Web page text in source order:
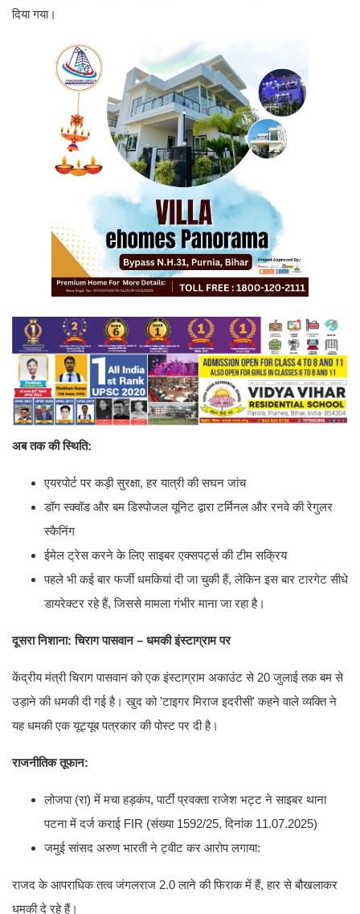
दिया गया।
अब तक की स्थिति:
एयरपोर्ट पर कड़ी सुरक्षा, हर यात्री की सघन जांच
डॉग स्क्वॉड और बम डिस्पोजल यूनिट द्वारा टर्मिनल और रनवे की रेगुलर
स्कैनिंग
ईमेल ट्रेस करने के लिए साइबर एक्सपर्ट्स की टीम सक्रिय
पहले भी कई बार फर्जी धमकियां दी जा चुकी हैं, लेकिन इस बार टारगेट सीधे
डायरेक्टर रहे हैं, जिससे मामला गंभीर माना जा रहा है।
दूसरा निशाना: चिराग पासवान – धमकी इंस्टाग्राम पर
केंद्रीय मंत्री चिराग पासवान को एक इंस्टाग्राम अकाउंट से 20 जुलाई तक बम से
उड़ाने की धमकी दी गई है। खुद को 'टाइगर मिराज इदरीसी' कहने वाले व्यक्ति ने
यह धमकी एक यूट्यूब पत्रकार की पोस्ट पर दी है।
राजनीतिक तूफान:
लोजपा (रा) में मचा हड़कंप, पार्टी प्रवक्ता राजेश भट्ट ने साइबर थाना
पटना में दर्ज कराई FIR (संख्या 1592/25, दिनांक 11.07.2025)
जमुई सांसद अरुण भारती ने ट्वीट कर आरोप लगाया:
राजद के आपराधिक तत्व जंगलराज 2.0 लाने की फिराक में हैं, हार से बौखलाकर
धमकी दे रहे हैं।